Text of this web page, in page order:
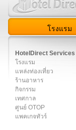
โรงแรม
HotelDirect Services
โรงแรม
แหล่งท่องเที่ยว
ร้านอาหาร
กิจกรรม
เทศกาล
ศูนย์ OTOP
แพคเกจทัวร์